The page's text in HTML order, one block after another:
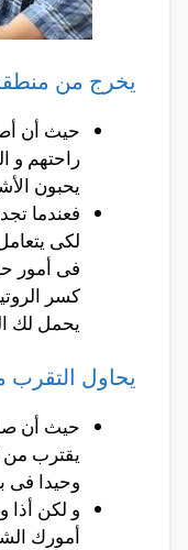
يخرج من
حيث أن
راحتهم و
يحبون
فعندما
لكى
فى أمور
كسر
يحمل لك
يحاول
حيث أن
يقترب من
وحيدا فى
و لكن
أمورك